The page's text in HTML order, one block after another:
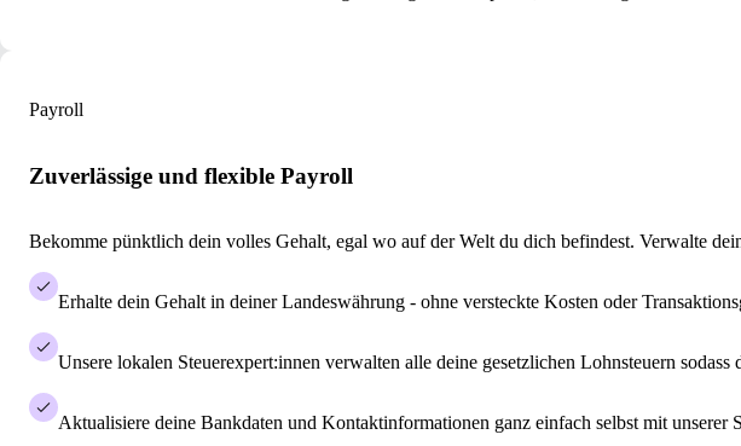
Payroll
Zuverlässige und flexible Payroll
Bekomme pünktlich dein volles Gehalt, egal wo auf der Welt du dich befindest. Verwalte
Erhalte dein Gehalt in deiner Landeswährung - ohne versteckte Kosten oder
Unsere lokalen Steuerexpert:innen verwalten alle deine gesetzlichen Lohnsteuern
Aktualisiere deine Bankdaten und Kontaktinformationen ganz einfach selbst mit unserer